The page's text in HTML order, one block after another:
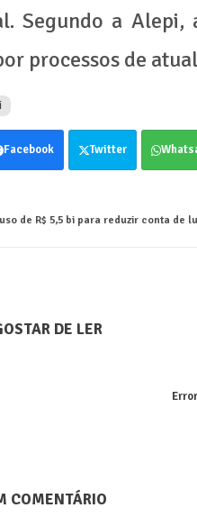
Segundo a
processos de
Facebook Twitter
de R$ 5,5 bi para reduzir conta de
DE LER
COMENTÁRIO